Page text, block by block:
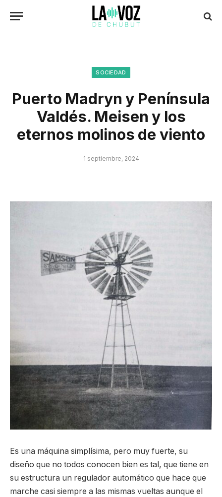
SOCIEDAD
Puerto Madryn y Península
Valdés. Meisen y los
eternos molinos de viento
1 septiembre, 2024
Es una máquina simplísima, pero muy fuerte, su
diseño que no todos conocen bien es tal, que tiene en
su estructura un regulador automático que hace que
marche casi siempre a las mismas vueltas aunque el